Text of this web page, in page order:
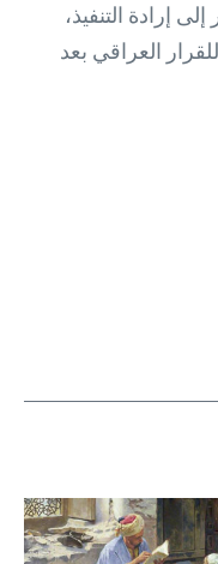
إرادة التنفيذ،
العراقي بعد